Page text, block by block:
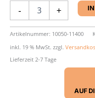
-
weiß,
11,
Stärke
mm
+ IN
Artikelnummer: 10050-11400
inkl. 19 % MwSt. zzgl.
Lieferzeit 2-7 Tage
AUF